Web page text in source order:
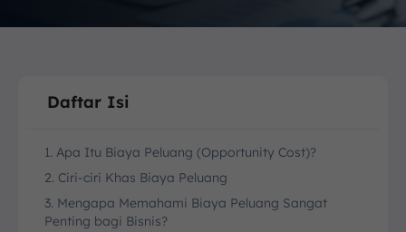
Daftar Isi
1. Apa Itu Biaya Peluang (Opportunity Cost)?
2. Ciri-ciri Khas Biaya Peluang
3. Mengapa Memahami Biaya Peluang Sangat
Penting bagi Bisnis?